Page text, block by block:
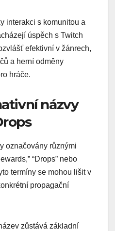
interakci s komunitou a
úspěch s Twitch
efektivní v žánrech,
a herní odměny
hráče.
názvy
označovány různými
“Drops” nebo
termíny se mohou lišit v
propagační
zůstává základní